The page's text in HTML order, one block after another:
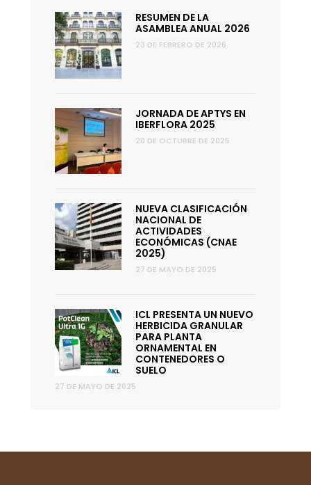
RESUMEN DE LA
ASAMBLEA ANUAL 2026
23 DE FEBRERO DE 2026
JORNADA DE APTYS EN
IBERFLORA 2025
20 DE OCTUBRE DE 2025
NUEVA CLASIFICACIÓN
NACIONAL DE
ACTIVIDADES
ECONÓMICAS (CNAE
2025)
27 DE MAYO DE 2025
ICL PRESENTA UN NUEVO
HERBICIDA GRANULAR
PARA PLANTA
ORNAMENTAL EN
CONTENEDORES O
SUELO
27 DE MAYO DE 2025